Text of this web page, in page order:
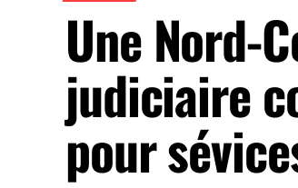
Une Nord-
judiciaire
pour